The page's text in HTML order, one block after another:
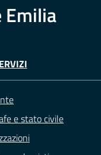
Emilia
e stato civile